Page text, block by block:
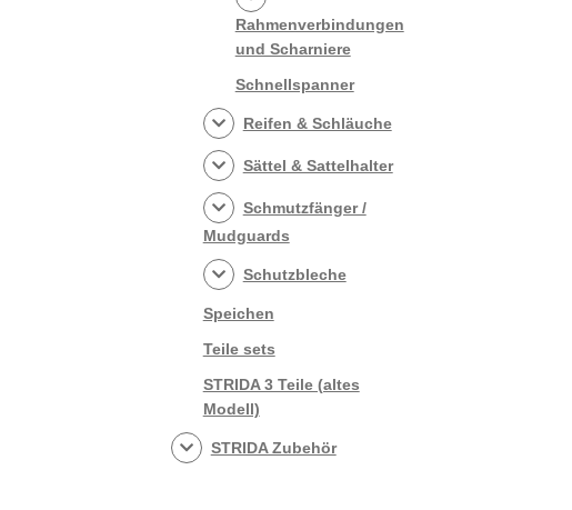
Rahmenverbindungen
und Scharniere
Schnellspanner
Reifen & Schläuche
Sättel & Sattelhalter
Schmutzfänger /
Mudguards
Schutzbleche
Speichen
Teile sets
STRIDA 3 Teile (altes
Modell)
STRIDA Zubehör